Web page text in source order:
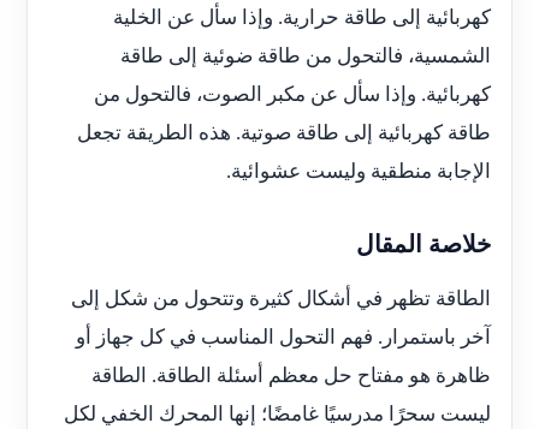
كهربائية إلى طاقة حرارية. وإذا سأل عن الخلية
الشمسية، فالتحول من طاقة ضوئية إلى طاقة
كهربائية. وإذا سأل عن مكبر الصوت، فالتحول من
طاقة كهربائية إلى طاقة صوتية. هذه الطريقة تجعل
الإجابة منطقية وليست عشوائية.
خلاصة المقال
الطاقة تظهر في أشكال كثيرة وتتحول من شكل إلى
آخر باستمرار. فهم التحول المناسب في كل جهاز أو
ظاهرة هو مفتاح حل معظم أسئلة الطاقة. الطاقة
ليست سحرًا مدرسيًا غامضًا؛ إنها المحرك الخفي لكل